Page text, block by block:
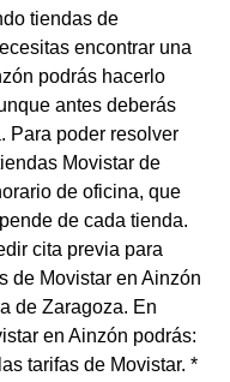
tiendas de
encontrar una
podrás hacerlo
antes deberás
Para poder resolver
Movistar de
de oficina, que
de cada tienda.
cita previa para
de Movistar en Ainzón
de Zaragoza. En
en Ainzón podrás:
tarifas de Movistar. *